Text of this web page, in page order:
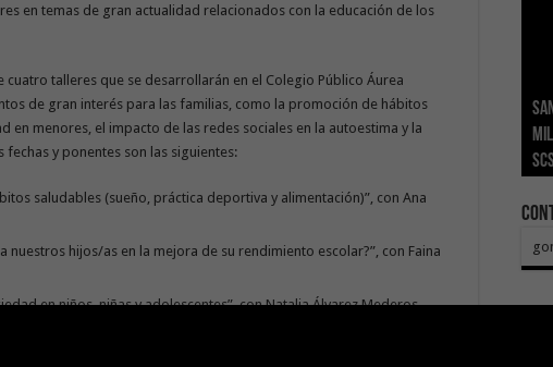
en temas de gran actualidad relacionados con la educación de los
cuatro talleres que se desarrollarán en el Colegio Público Áurea
de gran interés para las familias, como la promoción de hábitos
en menores, el impacto de las redes sociales en la autoestima y la
y ponentes son las siguientes:
saludables (sueño, práctica deportiva y alimentación)”, con Ana
nuestros hijos/as en la mejora de su rendimiento escolar?”, con Faina
en niños, niñas y adolescentes”, con Natalia Álvarez Mederos.
a las redes sociales y su impacto en la salud emocional y
Barroso.
SCS
El